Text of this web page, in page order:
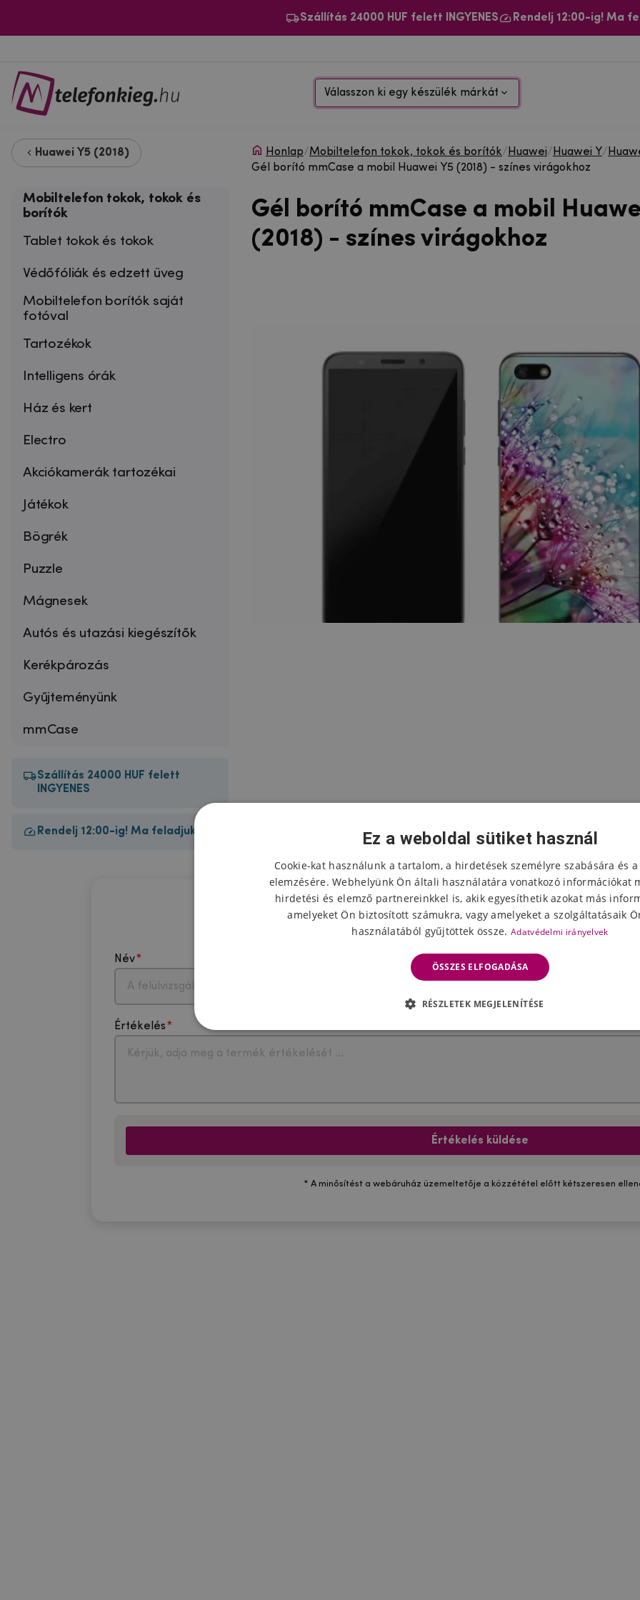
Szállítás 24000 HUF felett INGYENES Rendelj 12:00-ig! Ma
Válasszon ki egy készülék márkát
Huawei Y5 (2018)
Mobiltelefon tokok, tokok és
borítók
Tablet tokok és tokok
Védőfóliák és edzett üveg
Mobiltelefon borítók saját
fotóval
Tartozékok
Intelligens órák
Ház és kert
Electro
Akciókamerák tartozékai
Játékok
Bögrék
Puzzle
Mágnesek
Autós és utazási kiegészítők
Kerékpározás
Gyűjteményünk
mmCase
Szállítás 24000 HUF felett
INGYENES
Rendelj 12:00-ig! Ma feladjuk!
Honlap/Mobiltelefon tokok, tokok és borítók/ Huawei/ Huawei Y/
Gél borító mmCase a mobil Huawei Y5 (2018) - színes virágokhoz
Gél borító mmCase a mobil
(2018) - színes virágokhoz
A termék értékelése
Név Válassza ki a csillagok számát
Értékelés
Értékelés küldése
* A minősítést a webáruház üzemeltetője a közzététel előtt kétszeresen
Ez a weboldal sütiket használ
Cookie-kat használunk a tartalom, a hirdetések személyre szabására és
elemzésére. Webhelyünk Ön általi használatára vonatkozó információkat
hirdetési és elemző partnereinkkel is, akik egyesíthetik azokat más
amelyeket Ön biztosított számukra, vagy amelyeket a szolgáltatásaik
használatából gyűjtöttek össze. Adatvédelmi irányelvek
ÖSSZES ELFOGADÁSA
RÉSZLETEK MEGJELENÍTÉSE